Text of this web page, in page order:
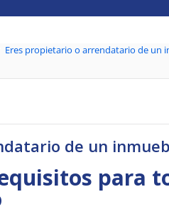
Eres propietario o arrendatario de un
de un
para